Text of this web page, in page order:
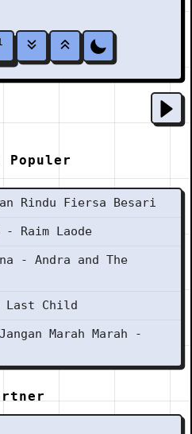
Populer
Rindu Fiersa Besari
- Raim Laode
- Andra and The
Last Child
Marah Marah -